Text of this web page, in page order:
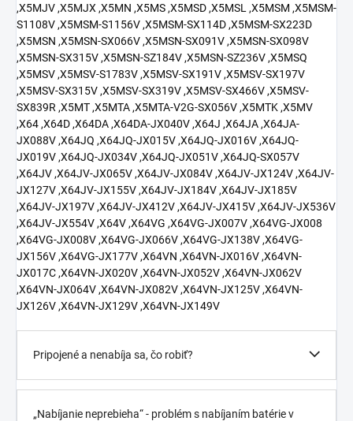
,X5MJV ,X5MJX ,X5MN ,X5MS ,X5MSD ,X5MSL ,X5MSM ,X5MSM-
S1108V ,X5MSM-S1156V ,X5MSM-SX114D ,X5MSM-SX223D
,X5MSN ,X5MSN-SX066V ,X5MSN-SX091V ,X5MSN-SX098V
,X5MSN-SX315V ,X5MSN-SZ184V ,X5MSN-SZ236V ,X5MSQ
,X5MSV ,X5MSV-S1783V ,X5MSV-SX191V ,X5MSV-SX197V
,X5MSV-SX315V ,X5MSV-SX319V ,X5MSV-SX466V ,X5MSV-
SX839R ,X5MT ,X5MTA ,X5MTA-V2G-SX056V ,X5MTK ,X5MV
,X64 ,X64D ,X64DA ,X64DA-JX040V ,X64J ,X64JA ,X64JA-
JX088V ,X64JQ ,X64JQ-JX015V ,X64JQ-JX016V ,X64JQ-
JX019V ,X64JQ-JX034V ,X64JQ-JX051V ,X64JQ-SX057V
,X64JV ,X64JV-JX065V ,X64JV-JX084V ,X64JV-JX124V ,X64JV-
JX127V ,X64JV-JX155V ,X64JV-JX184V ,X64JV-JX185V
,X64JV-JX197V ,X64JV-JX412V ,X64JV-JX415V ,X64JV-JX536V
,X64JV-JX554V ,X64V ,X64VG ,X64VG-JX007V ,X64VG-JX008
,X64VG-JX008V ,X64VG-JX066V ,X64VG-JX138V ,X64VG-
JX156V ,X64VG-JX177V ,X64VN ,X64VN-JX016V ,X64VN-
JX017C ,X64VN-JX020V ,X64VN-JX052V ,X64VN-JX062V
,X64VN-JX064V ,X64VN-JX082V ,X64VN-JX125V ,X64VN-
JX126V ,X64VN-JX129V ,X64VN-JX149V
Pripojené a nenabíja sa, čo robiť?
„Nabíjanie neprebieha“ - problém s nabíjaním batérie v